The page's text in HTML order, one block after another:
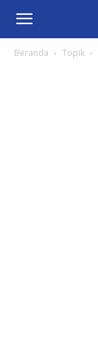
Beranda Topik